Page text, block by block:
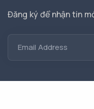
Đăng ký để nhận tin
Email Address